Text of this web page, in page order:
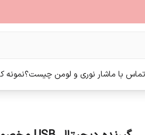
تماس با ماشار نوری و لومن چیست؟نمونه